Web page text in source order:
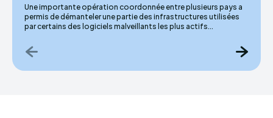
Une importante opération coordonnée entre plusieurs pays a
permis de démanteler une partie des infrastructures utilisées
par certains des logiciels malveillants les plus actifs...